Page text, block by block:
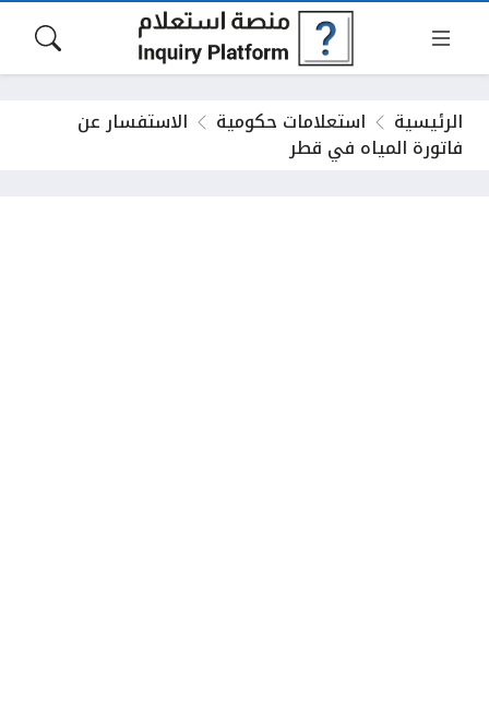
الرئيسية استعلامات حكومية الاستفسار عن
فاتورة المياه في قطر